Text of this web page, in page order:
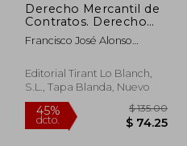
Derecho Mercantil de
Contratos. Derecho
Concursal (Manuales
de Derecho Civil y
Francisco José Alonso
Editorial Tirant Lo Blanch,
S.L., Tapa Blanda, Nuevo